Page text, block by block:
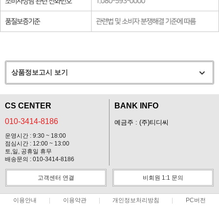
상품정보고시 보기
CS CENTER
010-3414-8186
운영시간 : 9:30 ~ 18:00
점심시간 : 12:00 ~ 13:00
토,일, 공휴일 휴무
배송문의 : 010-3414-8186
BANK INFO
예금주 : (주)티디씨
고객센터 연결 비회원 1:1 문의
이용안내 이용약관 개인정보처리방침 PC버전